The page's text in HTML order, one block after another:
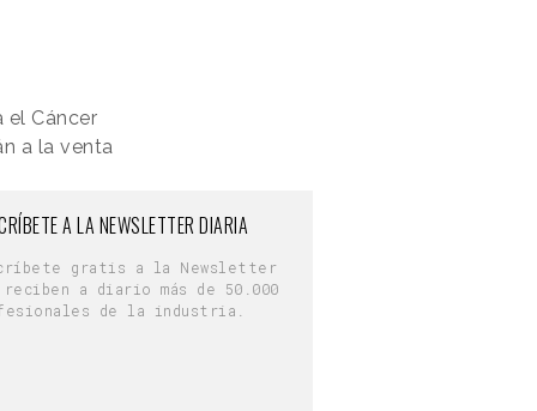
el Cáncer
a la venta
A LA NEWSLETTER DIARIA
gratis a la Newsletter
reciben a diario más de 50.000
de la industria.